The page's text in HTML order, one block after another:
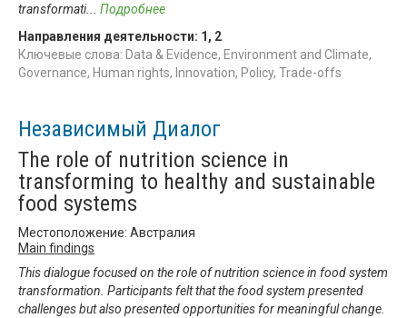
transformati... Подробнее
Направления деятельности: 1 , 2
Ключевые слова: Data & Evidence, Environment and Climate,
Governance, Human rights, Innovation, Policy, Trade-offs
Независимый Диалог
The role of nutrition science in
transforming to healthy and sustainable
food systems
Местоположение: Австралия
Main findings
This dialogue focused on the role of nutrition science in food system
transformation. Participants felt that the food system presented
challenges but also presented opportunities for meaningful change.